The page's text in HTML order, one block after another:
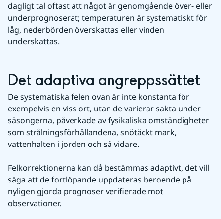
dagligt tal oftast att något är genomgående över- eller
underprognoserat; temperaturen är systematiskt för
låg, nederbörden överskattas eller vinden
underskattas.
Det adaptiva angreppssättet
De systematiska felen ovan är inte konstanta för
exempelvis en viss ort, utan de varierar sakta under
säsongerna, påverkade av fysikaliska omständigheter
som strålningsförhållandena, snötäckt mark,
vattenhalten i jorden och så vidare.
Felkorrektionerna kan då bestämmas adaptivt, det vill
säga att de fortlöpande uppdateras beroende på
nyligen gjorda prognoser verifierade mot
observationer.